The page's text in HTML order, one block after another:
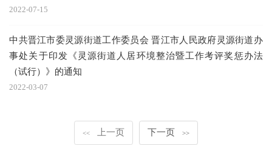
2022-07-15
中共晋江市委灵源街道工作委员会 晋江市人民政府灵源街道办
事处关于印发《灵源街道人居环境整治暨工作考评奖惩办法
（试行）》的通知
2022-03-07
<< 上一页 下一页 >>